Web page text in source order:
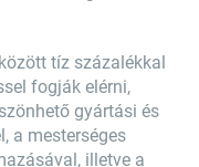
tíz százalékkal
fogják elérni,
gyártási és
a mesterséges
illetve a